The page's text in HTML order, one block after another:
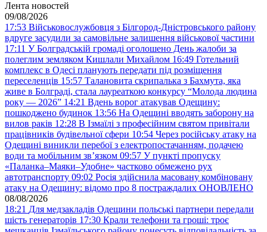
Лента новостей
09/08/2026
17:53 Військовослужбовця з Білгород-Дністровського району
вдруге засудили за самовільне залишення військової частини
17:11 У Болградській громаді оголошено День жалоби за
полеглим земляком Кишлали Михайлом 16:49 Готельний
комплекс в Одесі планують передати під розміщення
переселенців 15:57 Талановита скрипалька з Бахмута, яка
живе в Болграді, стала лауреаткою конкурсу “Молода людина
року — 2026” 14:21 Вдень ворог атакував Одещину:
пошкоджено будинок 13:56 На Одещині вводять заборону на
вилов раків 12:28 В Ізмаїлі з професійним святом привітали
працівників будівельної сфери 10:54 Через російську атаку на
Одещині виникли перебої з електропостачанням, подачею
води та мобільним звʼязком 09:57 У пункті пропуску
«Паланка–Маяки–Удобне» частково обмежено рух
автотранспорту 09:02 Росія здійснила масовану комбіновану
атаку на Одещину: відомо про 8 постраждалих ОНОВЛЕНО
08/08/2026
18:21 Для медзакладів Одещини польські партнери передали
шість генераторів 17:30 Крали телефони та гроші: троє